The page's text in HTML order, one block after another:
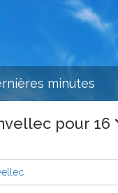
minutes
pour 16